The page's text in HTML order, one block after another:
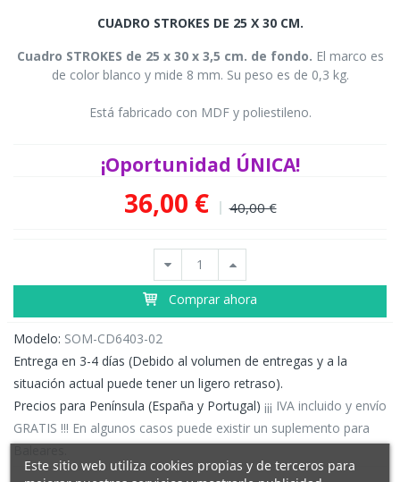
CUADRO STROKES DE 25 X 30 CM.
Cuadro STROKES de 25 x 30 x 3,5 cm. de fondo. El marco es
de color blanco y mide 8 mm. Su peso es de 0,3 kg.
Está fabricado con MDF y poliestileno.
¡Oportunidad ÚNICA!
36,00 € 40,00 €
Comprar ahora
Modelo: SOM-CD6403-02
Entrega en 3-4 días (Debido al volumen de entregas y a la
situación actual puede tener un ligero retraso).
Precios para Península (España y Portugal) ¡¡¡ IVA incluido y envío
GRATIS !!! En algunos casos puede existir un suplemento para
Este sitio web utiliza cookies propias y de terceros para